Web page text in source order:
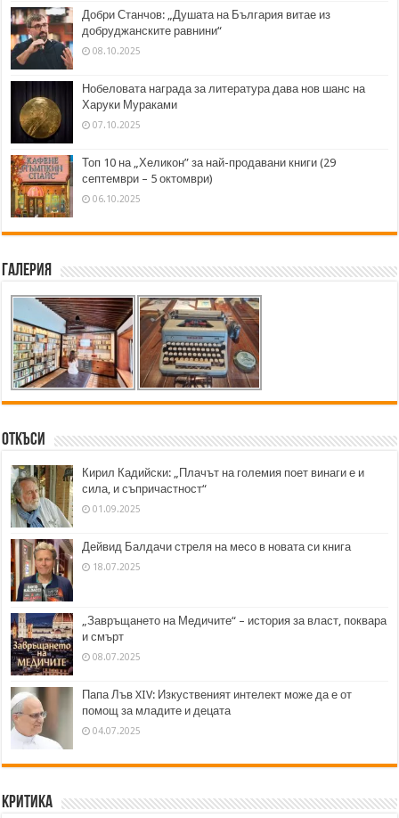
Добри Станчов: „Душата на България витае из
добруджанските равнини“
08.10.2025
Нобеловата награда за литература дава нов шанс на
Харуки Мураками
07.10.2025
Топ 10 на „Хеликон” за най-продавани книги (29
септември – 5 октомври)
06.10.2025
Галерия
Откъси
Кирил Кадийски: „Плачът на големия поет винаги е и
сила, и съпричастност“
01.09.2025
Дейвид Балдачи стреля на месо в новата си книга
18.07.2025
„Завръщането на Медичите“ – история за власт, поквара
и смърт
08.07.2025
Папа Лъв XIV: Изкуственият интелект може да е от
помощ за младите и децата
04.07.2025
Критика